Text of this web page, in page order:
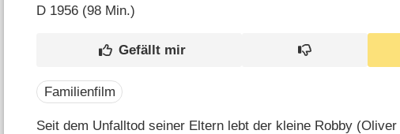
D 1956 (98 Min.)
Familienfilm
Seit dem Unfalltod seiner Eltern lebt der kleine Robby